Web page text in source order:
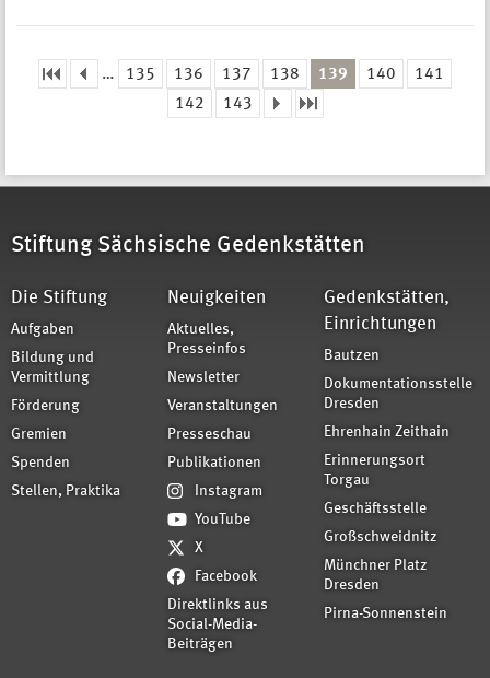
… 135 136 137 138 139 140
141
142
143
Stiftung Sächsische Gedenkstätten
Die Stiftung
Aufgaben
Bildung und
Vermittlung
Förderung
Gremien
Spenden
Stellen, Praktika
Neuigkeiten
Aktuelles,
Presseinfos
Newsletter
Veranstaltungen
Presseschau
Publikationen
Instagram
YouTube
X
Facebook
Direktlinks aus
Social-Media-
Beiträgen
Gedenkstätten,
Einrichtungen
Bautzen
Dokumentationsstelle
Dresden
Ehrenhain Zeithain
Erinnerungsort
Torgau
Geschäftsstelle
Großschweidnitz
Münchner Platz
Dresden
Pirna-Sonnenstein